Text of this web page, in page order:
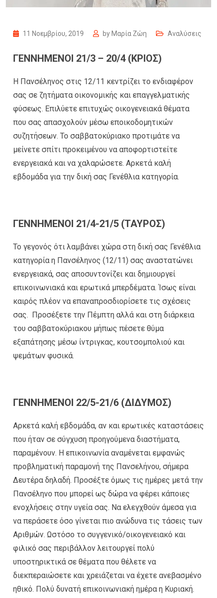
11 Νοεμβρίου, 2019 by Μαρία Ζώη Αναλύσεις
ΓΕΝΝΗΜΕΝΟΙ 21/3 – 20/4 (ΚΡΙΟΣ)
Η Πανσέληνος στις 12/11 κεντρίζει το ενδιαφέρον
σας σε ζητήματα οικονομικής και επαγγελματικής
φύσεως. Επιλύετε επιτυχώς οικογενειακά θέματα
που σας απασχολούν μέσω εποικοδομητικών
συζητήσεων. Το σαββατοκύριακο προτιμάτε να
μείνετε σπίτι προκειμένου να αποφορτιστείτε
ενεργειακά και να χαλαρώσετε. Αρκετά καλή
εβδομάδα για την δική σας Γενέθλια κατηγορία.
ΓΕΝΝΗΜΕΝΟΙ 21/4-21/5 (ΤΑΥΡΟΣ)
Το γεγονός ότι λαμβάνει χώρα στη δική σας Γενέθλια
κατηγορία η Πανσέληνος (12/11) σας αναστατώνει
ενεργειακά, σας αποσυντονίζει και δημιουργεί
επικοινωνιακά και ερωτικά μπερδέματα. Ίσως είναι
καιρός πλέον να επαναπροσδιορίσετε τις σχέσεις
σας. Προσέξετε την Πέμπτη αλλά και στη διάρκεια
του σαββατοκύριακου μήπως πέσετε θύμα
εξαπάτησης μέσω ίντριγκας, κουτσομπολιού και
ψεμάτων φυσικά.
ΓΕΝΝΗΜΕΝΟΙ 22/5-21/6 (ΔΙΔΥΜΟΣ)
Αρκετά καλή εβδομάδα, αν και ερωτικές καταστάσεις
που ήταν σε σύγχυση προηγούμενα διαστήματα,
παραμένουν. Η επικοινωνία αναμένεται εμφανώς
προβληματική παραμονή της Πανσελήνου, σήμερα
Δευτέρα δηλαδή. Προσέξτε όμως τις ημέρες μετά την
Πανσέληνο που μπορεί ως δώρα να φέρει κάποιες
ενοχλήσεις στην υγεία σας. Να ελεγχθούν άμεσα για
να περάσετε όσο γίνεται πιο ανώδυνα τις τάσεις των
Αριθμών. Ωστόσο το συγγενικό/οικογενειακό και
φιλικό σας περιβάλλον λειτουργεί πολύ
υποστηρικτικά σε θέματα που θέλετε να
διεκπεραιώσετε και χρειάζεται να έχετε ανεβασμένο
ηθικό. Πολύ δυνατή επικοινωνιακή ημέρα η Κυριακή.